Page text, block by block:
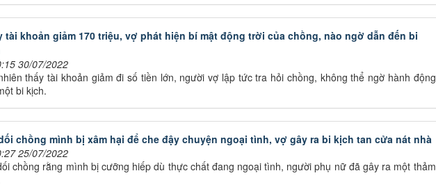
tài khoản giảm 170 triệu, vợ phát hiện bí mật động trời của chồng, nào ngờ dẫn đến bi
30/07/2022
thấy tài khoản giảm đi số tiền lớn, người vợ lập tức tra hỏi chồng, không thể ngờ hành động
bi kịch.
chồng mình bị xâm hại để che đậy chuyện ngoại tình, vợ gây ra bi kịch tan cửa nát nhà
25/07/2022
chồng rằng mình bị cưỡng hiếp dù thực chất đang ngoại tình, người phụ nữ đã gây ra một thảm